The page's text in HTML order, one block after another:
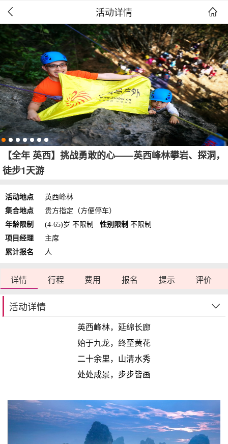
 活动详情 
【全年 英西】挑战勇敢的心——英西峰林攀岩、探洞，
徒步1天游
活动地点
英西峰林
集合地点
贵方指定（方便停车）
年龄限制
(4-65)岁 不限制 性别限制 不限制
项目经理
主席
累计报名
人
详情 行程 费用 报名 提示 评价
活动详情
英西峰林，延绵长廊
始于九龙，终至黄花
二十余里，山清水秀
处处成景，步步皆画